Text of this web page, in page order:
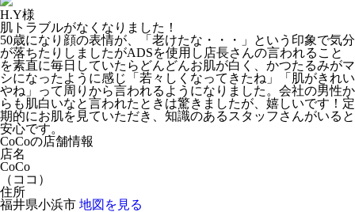
H.Y様
肌トラブルがなくなりました！
50歳になり顔の表情が、「老けたな・・・」という印象で気分
が落ちたりしましたがADSを使用し店長さんの言われること
を素直に毎日していたらどんどんお肌が白く、かつたるみがマ
シになったように感じ「若々しくなってきたね」「肌がきれい
やね」って周りから言われるようになりました。会社の男性か
らも肌白いなと言われたときは驚きましたが、嬉しいです！定
期的にお肌を見ていただき、知識のあるスタッフさんがいると
安心です。
CoCoの店舗情報
店名
CoCo
（ ココ ）
住所
福井県小浜市 地図を見る